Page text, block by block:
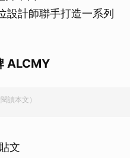
計師聯手打造一系列
ALCMY
讀本文）
文